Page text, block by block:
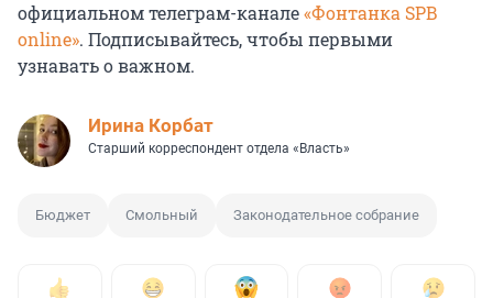
официальном телеграм-канале«Фонтанка SPB
online». Подписывайтесь, чтобы первыми
узнавать о важном.
Иpина Корбат
Старший корреспондент отдела «Власть»
Бюджет Смольный Законодательное собрание